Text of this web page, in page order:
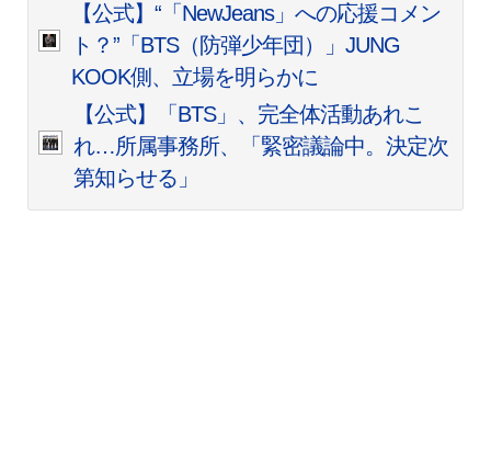
【公式】“「NewJeans」への応援コメン
ト？”「BTS（防弾少年団）」JUNG
KOOK側、立場を明らかに
【公式】「BTS」、完全体活動あれこ
れ…所属事務所、「緊密議論中。決定次
第知らせる」